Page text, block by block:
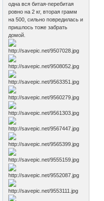
одна вся битая-перебитая
ровно на 2 кг, вторая грамм
на 500, сильно повредилась и
пришлось тоже забрать
домой.